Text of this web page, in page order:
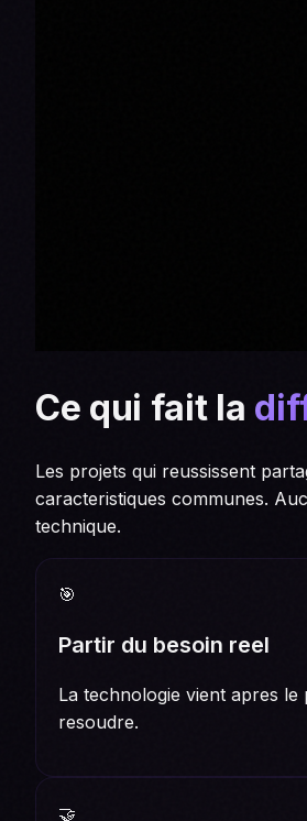
Ce qui fait la
Les projets qui reussissent
caracteristiques communes.
technique.
🎯
Partir du besoin reel
La technologie vient apres le
resoudre.
🤝